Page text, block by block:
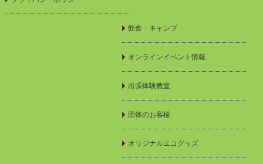
飲食・キャンプ
オンラインイベント情報
出張体験教室
団体のお客様
オリジナルエコグッズ